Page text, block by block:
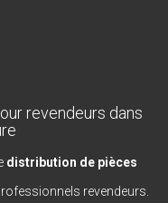
revendeurs dans
distribution de pièces
revendeurs.